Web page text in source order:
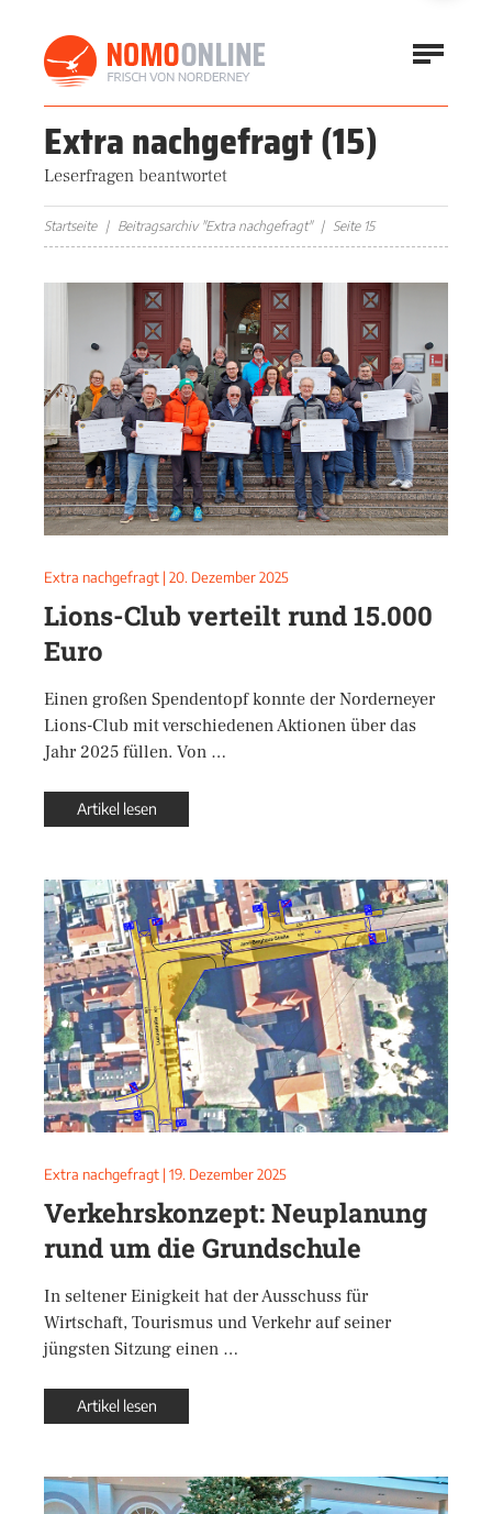
Extra nachgefragt(15)
Leserfragen beantwortet
Startseite Beitragsarchiv "Extra nachgefragt" Seite 15
Extra nachgefragt | 20. Dezember 2025
Lions-Club verteilt rund 15.000
Euro
Einen großen Spendentopf konnte der Norderneyer
Lions-Club mit verschiedenen Aktionen über das
Jahr 2025 füllen. Von …
Artikel lesen
Extra nachgefragt | 19. Dezember 2025
Verkehrskonzept: Neuplanung
rund um die Grundschule
In seltener Einigkeit hat der Ausschuss für
Wirtschaft, Tourismus und Verkehr auf seiner
jüngsten Sitzung einen …
Artikel lesen